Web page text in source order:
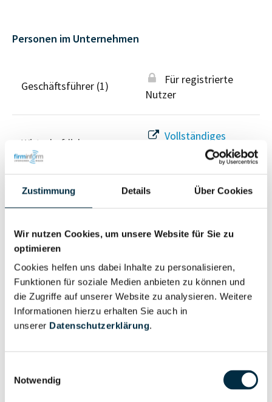
Zustimmung Details Über Cookies
Wir nutzen Cookies, um unsere Website für Sie zu
optimieren
Cookies helfen uns dabei Inhalte zu personalisieren,
Funktionen für soziale Medien anbieten zu können und
die Zugriffe auf unserer Website zu analysieren. Weitere
Informationen hierzu erhalten Sie auch in
unserer Datenschutzerklärung.
Notwendig
Personen im Unternehmen
Geschäftsführer (1)
Für registrierte
Nutzer
Wirtschaftlich
Berechtigter
Vollständiges
Unternehmensprofil
Gesellschafterstruktur
Vollständiges
Unternehmensprofil
anfragen